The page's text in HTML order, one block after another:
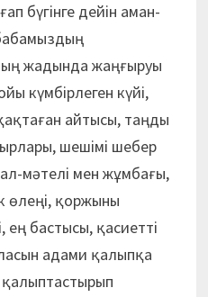
бүгінге дейін аман-
жадында жаңғыруы
күмбірлеген күйі,
айтысы, таңды
шешімі шебер
мәтелі мен жұмбағы,
өлеңі, қоржыны
ең бастысы, қасиетті
адами қалыпқа